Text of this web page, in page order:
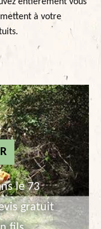
le 73
gratuit
à votre